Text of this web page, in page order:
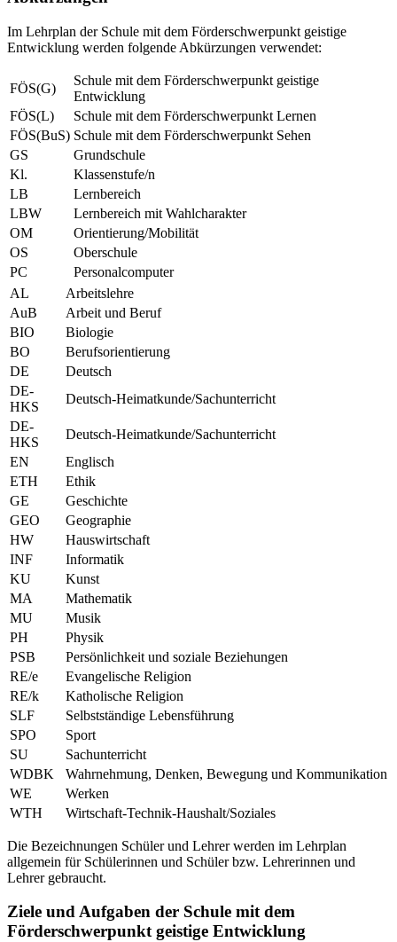
Im Lehrplan der Schule mit dem Förderschwerpunkt geistige
Entwicklung werden folgende Abkürzungen verwendet:
FÖS(G)
Schule mit dem Förderschwerpunkt geistige
Entwicklung
FÖS(L)
Schule mit dem Förderschwerpunkt Lernen
FÖS(BuS) Schule mit dem Förderschwerpunkt Sehen
GS
Grundschule
Kl.
Klassenstufe/n
LB
Lernbereich
LBW
Lernbereich mit Wahlcharakter
OM
Orientierung/Mobilität
OS
Oberschule
PC
Personalcomputer
AL
Arbeitslehre
AuB
Arbeit und Beruf
BIO
Biologie
BO
Berufsorientierung
DE
Deutsch
DE-
HKS
Deutsch-Heimatkunde/Sachunterricht
DE-
HKS
Deutsch-Heimatkunde/Sachunterricht
EN
Englisch
ETH
Ethik
GE
Geschichte
GEO
Geographie
HW
Hauswirtschaft
INF
Informatik
KU
Kunst
MA
Mathematik
MU
Musik
PH
Physik
PSB
Persönlichkeit und soziale Beziehungen
RE/e
Evangelische Religion
RE/k
Katholische Religion
SLF
Selbstständige Lebensführung
SPO
Sport
SU
Sachunterricht
WDBK
Wahrnehmung, Denken, Bewegung und Kommunikation
WE
Werken
WTH
Wirtschaft-Technik-Haushalt/Soziales
Die Bezeichnungen Schüler und Lehrer werden im Lehrplan
allgemein für Schülerinnen und Schüler bzw. Lehrerinnen und
Lehrer gebraucht.
Ziele und Aufgaben der Schule mit dem
Förderschwerpunkt geistige Entwicklung